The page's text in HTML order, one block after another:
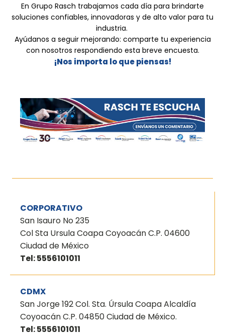
En Grupo Rasch trabajamos cada día para brindarte
soluciones confiables, innovadoras y de alto valor para tu
industria.
Ayúdanos a seguir mejorando: comparte tu experiencia
con nosotros respondiendo esta breve encuesta.
¡Nos importa lo que piensas!
CORPORATIVO
San Isauro No 235
Col Sta Ursula Coapa Coyoacán C.P. 04600
Ciudad de México
Tel: 5556101011
CDMX
San Jorge 192 Col. Sta. Úrsula Coapa Alcaldía
Coyoacán C.P. 04850 Ciudad de México.
Tel: 5556101011